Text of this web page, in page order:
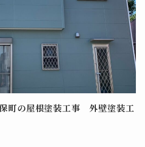
町の屋根塗装工事 外壁塗装工